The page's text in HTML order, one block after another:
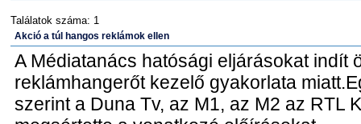
Találatok száma: 1
Akció a túl hangos reklámok ellen
A Médiatanács hatósági eljárásokat indít
reklámhangerőt kezelő gyakorlata
szerint a Duna Tv, az M1, az M2 az RTL